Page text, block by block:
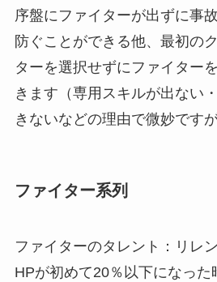
序盤にファイターが出ずに事
防ぐことができる他、最初の
ターを選択せずにファイター
きます（専用スキルが出ない
きないなどの理由で微妙です
ファイター系列
ファイターのタレント：リレ
HPが初めて20％以下になった